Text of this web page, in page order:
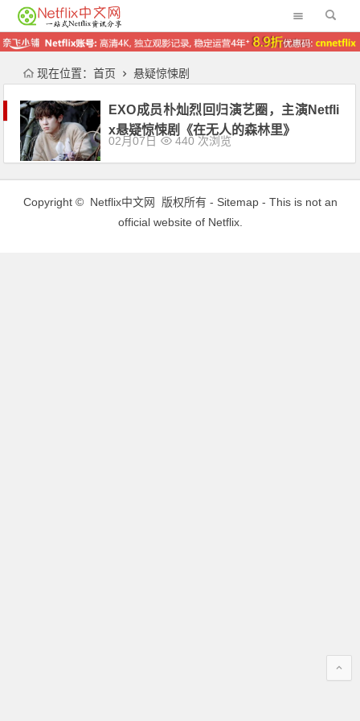
现在位置： 首页 悬疑惊悚剧
EXO成员朴灿烈回归演艺圈，主演Netfli
x悬疑惊悚剧《在无人的森林里》
02月07日 440 次浏览
Copyright © Netflix中文网 版权所有 - Sitemap- This is not an
official website of Netflix.